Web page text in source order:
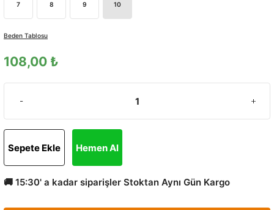
7 8 9 10
Beden Tablosu
108,00 ₺
Sepete Ekle Hemen Al
🚚 15:30' a kadar siparişler Stoktan Aynı Gün Kargo